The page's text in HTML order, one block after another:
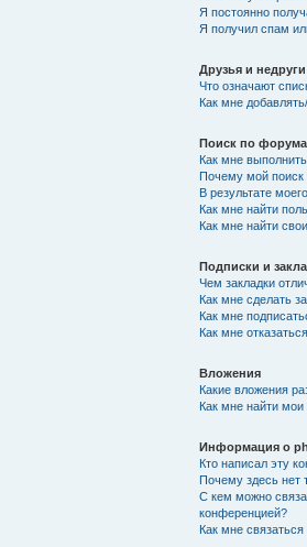
Я постоянно
Я получил спам
Друзья и недруги
Что означают
Как мне
Поиск по
Как мне
Почему мой поиск
В результате
Как мне найти
Как мне найти
Подписки и
Чем закладки
Как мне сделать
Как мне
Как мне
Вложения
Какие вложения
Как мне найти
Информация о
Кто написал эту
Почему здесь нет
С кем можно
конференцией?
Как мне